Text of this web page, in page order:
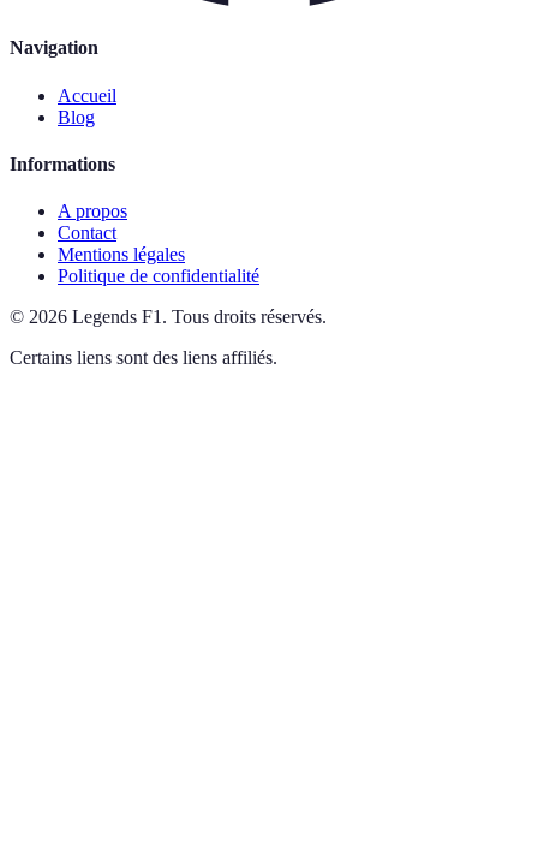
Navigation
Accueil
Blog
Informations
A propos
Contact
Mentions légales
Politique de confidentialité
© 2026 Legends F1 . Tous droits réservés.
Certains liens sont des liens affiliés.